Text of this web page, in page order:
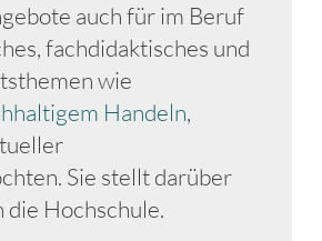
auch für im Beruf
fachdidaktisches und
wie
Handeln,
Sie stellt darüber
die Hochschule.